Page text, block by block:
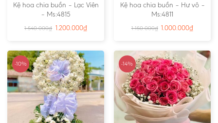
Kệ hoa chia buồn – Lạc Viên
– Ms:4815
1.540.000₫ 1.200.000₫
Kệ hoa chia buồn – Hư vô –
Ms:4811
1.150.000₫ 1.000.000₫
-10% -14%